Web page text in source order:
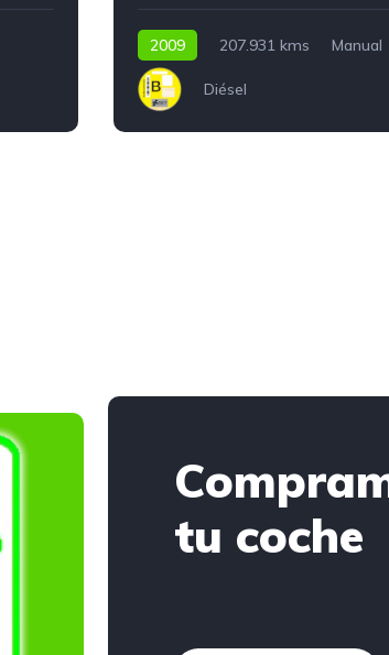
2009 207.931 kms Manual
Diésel
tu coche